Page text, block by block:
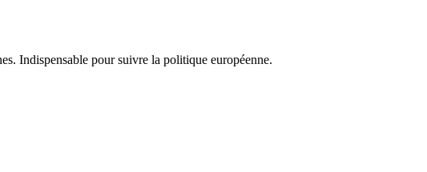
Indispensable pour suivre la politique européenne.